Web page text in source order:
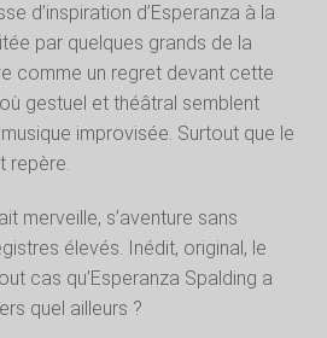
d’inspiration d’Esperanza à la
par quelques grands de la
comme un regret devant cette
gestuel et théâtral semblent
improvisée. Surtout que le
repère.
merveille, s’aventure sans
élevés. Inédit, original, le
cas qu’Esperanza Spalding a
quel ailleurs ?